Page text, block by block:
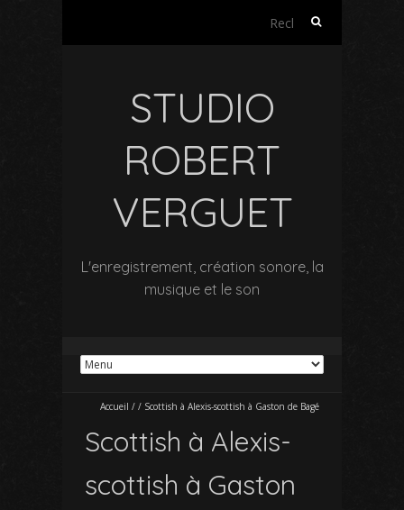
Rechercher :
STUDIO
ROBERT
VERGUET
L'enregistrement, création sonore, la
musique et le son
Accueil / / Scottish à Alexis-scottish à Gaston de Bagé
Scottish à Alexis-
scottish à Gaston